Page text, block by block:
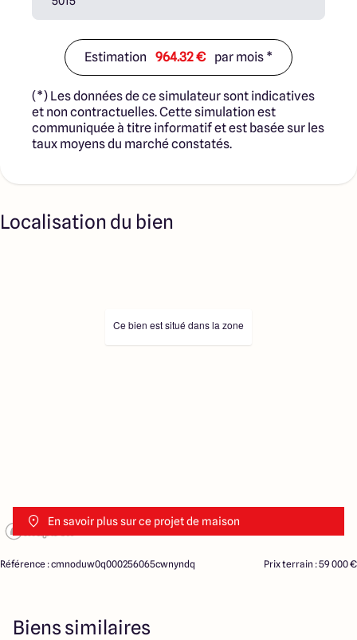
Estimation 964.32 € par mois *
(*) Les données de ce simulateur sont indicatives
et non contractuelles. Cette simulation est
communiquée à titre informatif et est basée sur les
taux moyens du marché constatés.
Localisation du bien
En savoir plus sur ce projet de maison
Ce bien est situé dans la zone
Référence : cmnoduw0q000256065cwnyndq Prix terrain : 59 000 €
Biens similaires